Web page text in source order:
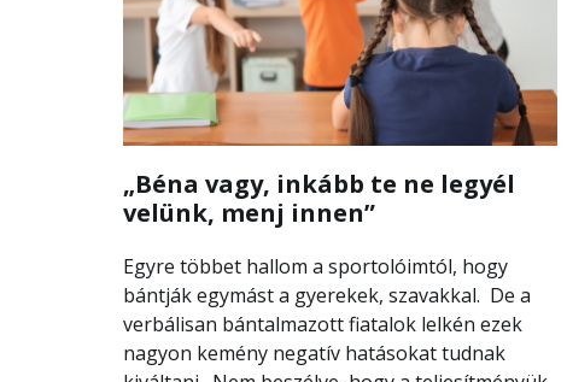
„Béna vagy, inkább te ne legyél
velünk, menj innen”
Egyre többet hallom a sportolóimtól, hogy
bántják egymást a gyerekek, szavakkal. De a
verbálisan bántalmazott fiatalok lelkén ezek
nagyon kemény negatív hatásokat tudnak